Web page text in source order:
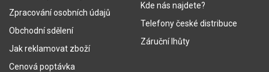
Zpracování osobních údajů
Obchodní sdělení
Jak reklamovat zboží
Cenová poptávka
Kde nás najdete?
Telefony české distribuce
Záruční lhůty